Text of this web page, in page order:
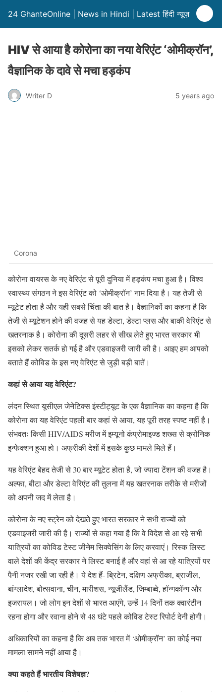
24 GhanteOnline | News in Hindi | Latest हिंदी न्यूज़
HIV से आया है कोरोना का नया वेरिएंट ‘ओमीक्रॉन’,
वैज्ञानिक के दावे से मचा हड़कंप
Writer D 5 years ago
Corona
कोरोना वायरस के नए वेरिएंट से पूरी दुनिया में हड़कंप मचा हुआ है। विश्व
स्वास्थ्य संगठन ने इस वेरिएंट को ‘ओमीक्रॉन’ नाम दिया है। यह तेजी से
म्यूटेट होता है और यही सबसे चिंता की बात है। वैज्ञानिकों का कहना है कि
तेजी से म्यूटेशन होने की वजह से यह डेल्टा, डेल्टा प्लस और बाकी वेरिएंट से
खतरनाक है। कोरोना की दूसरी लहर से सीख लेते हुए भारत सरकार भी
इसको लेकर सतर्क हो गई है और एडवाइजरी जारी की है। आइए हम आपको
बताते हैं कोविड के इस नए वेरिएंट से जुड़ी बड़ी बातें।
कहां से आया यह वेरिएंट?
लंदन स्थित यूसीएल जेनेटिक्स इंस्टीट्यूट के एक वैज्ञानिक का कहना है कि
कोरोना का यह वेरिएंट पहली बार कहां से आया, यह पूरी तरह स्पष्ट नहीं है।
संभवतः किसी HIV/AIDS मरीज में इम्यूनो कंप्रोमाइज्ड शख्स से क्रोनिक
इन्फेक्शन हुआ हो। अफ्रीकी देशों में इसके कुछ मामले मिले हैं।
यह वेरिएंट बेहद तेजी से 30 बार म्यूटेट होता है, जो ज्यादा टेंशन की वजह है।
अल्फा, बीटा और डेल्टा वेरिएंट की तुलना में यह खतरनाक तरीके से मरीजों
को अपनी जद में लेता है।
कोरोना के नए स्ट्रेन को देखते हुए भारत सरकार ने सभी राज्यों को
एडवाइजरी जारी की है। राज्यों से कहा गया है कि वे विदेश से आ रहे सभी
यात्रियों का कोविड टेस्ट जीनेम सिक्वेसिंग के लिए करवाएं। रिस्क लिस्ट
वाले देशों की केंद्र सरकार ने लिस्ट बनाई है और वहां से आ रहे यात्रियों पर
पैनी नजर रखी जा रही है। ये देश हैं- ब्रिटेन, दक्षिण अफ्रीका, ब्राजील,
बांग्लादेश, बोत्सवाना, चीन, मारीशस, न्यूजीलैंड, जिम्बाब्वे, हॉन्गकॉन्ग और
इजरायल। जो लोग इन देशों से भारत आएंगे, उन्हें 14 दिनों तक क्वारंटीन
रहना होगा और रवाना होने से 48 घंटे पहले कोविड टेस्ट रिपोर्ट देनी होगी।
अधिकारियों का कहना है कि अब तक भारत में ‘ओमीक्रॉन’ का कोई नया
मामला सामने नहीं आया है।
क्या कहते हैं भारतीय विशेषज्ञ?